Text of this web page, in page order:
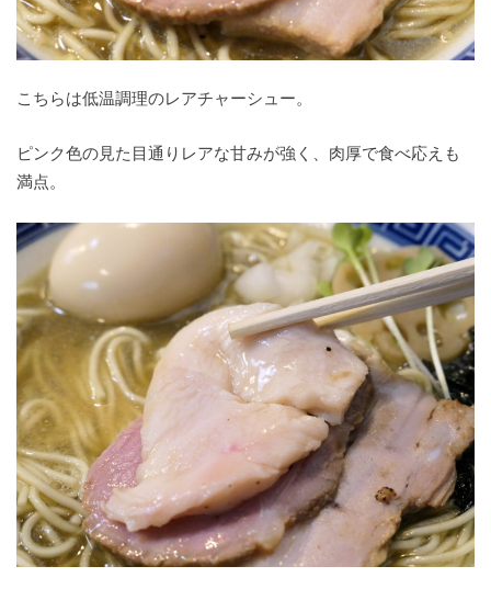
こちらは低温調理のレアチャーシュー。
ピンク色の見た目通りレアな甘みが強く、肉厚で食べ応えも
満点。